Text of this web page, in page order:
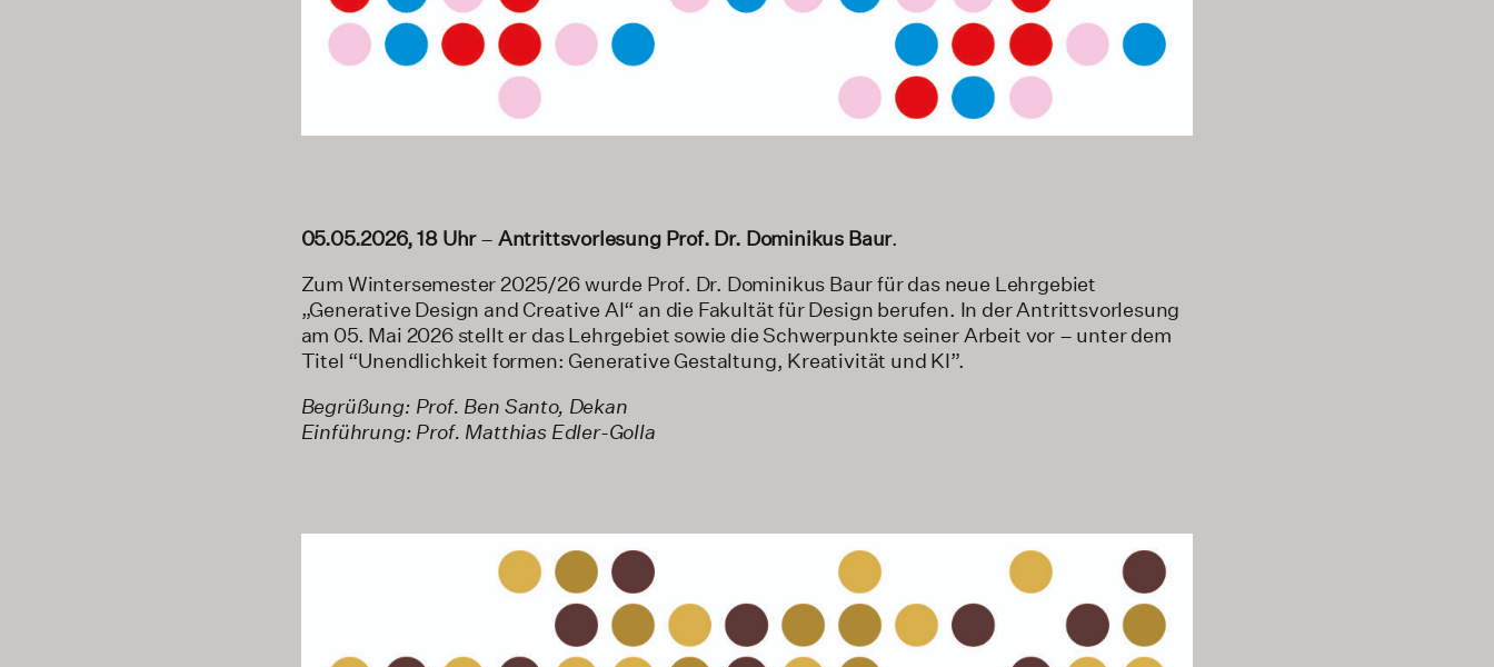
05.05.2026, 18 Uhr– Antrittsvorlesung Prof. Dr. Dominikus Baur.
Zum Wintersemester 2025/26 wurde Prof. Dr. Dominikus Baur für das neue Lehrgebiet
„Generative Design and Creative AI“ an die Fakultät für Design berufen. In der Antrittsvorlesung
am 05. Mai 2026 stellt er das Lehrgebiet sowie die Schwerpunkte seiner Arbeit vor – unter dem
Titel “Unendlichkeit formen: Generative Gestaltung, Kreativität und KI”.
Begrüßung: Prof. Ben Santo, Dekan
Einführung: Prof. Matthias Edler-Golla